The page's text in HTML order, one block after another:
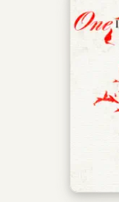
新着おすすめ